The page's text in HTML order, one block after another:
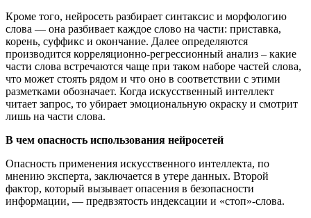
Кроме того, нейросеть разбирает синтаксис и морфологию
слова — она разбивает каждое слово на части: приставка,
корень, суффикс и окончание. Далее определяются
производится корреляционно-регрессионный анализ – какие
части слова встречаются чаще при таком наборе частей слова,
что может стоять рядом и что оно в соответствии с этими
разметками обозначает. Когда искусственный интеллект
читает запрос, то убирает эмоциональную окраску и смотрит
лишь на части слова.
В чем опасность использования нейросетей
Опасность применения искусственного интеллекта, по
мнению эксперта, заключается в утере данных. Второй
фактор, который вызывает опасения в безопасности
информации, — предвзятость индексации и «стоп»-слова.